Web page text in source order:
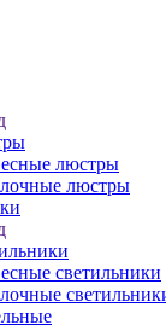
люстры
люстры
светильники